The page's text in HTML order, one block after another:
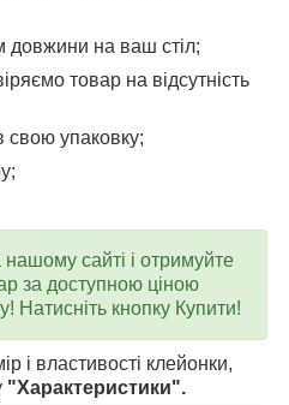
довжини на ваш стіл;
товар на відсутність
свою упаковку;
сайті і отримуйте
за доступною ціною
Натисніть кнопку Купити!
і властивості клейонки,
"Характеристики".